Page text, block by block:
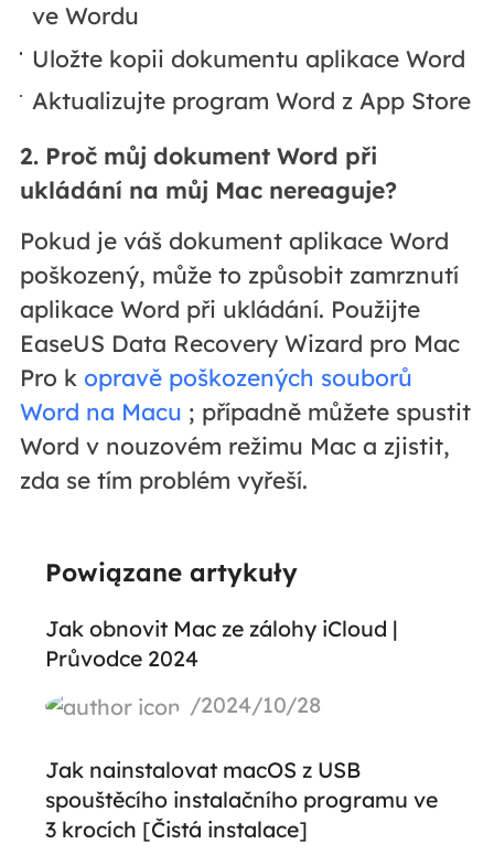
ve Wordu
Uložte kopii dokumentu aplikace Word
Aktualizujte program Word z App Store
2. Proč můj dokument Word při
ukládání na můj Mac nereaguje?
Pokud je váš dokument aplikace Word
poškozený, může to způsobit zamrznutí
aplikace Word při ukládání. Použijte
EaseUS Data Recovery Wizard pro Mac
Pro k opravě poškozených souborů
Word na Macu ; případně můžete spustit
Word v nouzovém režimu Mac a zjistit,
zda se tím problém vyřeší.
Powiązane artykuły
Jak obnovit Mac ze zálohy iCloud |
Průvodce 2024
/2024/10/28
Jak nainstalovat macOS z USB
spouštěcího instalačního programu ve
3 krocích [Čistá instalace]